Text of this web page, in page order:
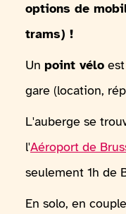
options de
trams) !
Un point vélo
gare (location,
L'auberge se
l'Aéroport de
seulement 1h de
En solo, en